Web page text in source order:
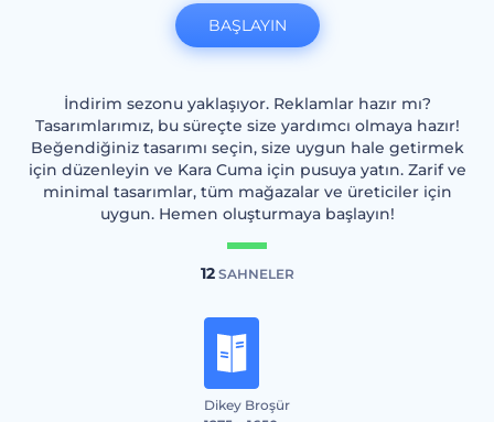
İndirim sezonu yaklaşıyor. Reklamlar hazır mı?
Tasarımlarımız, bu süreçte size yardımcı olmaya hazır!
Beğendiğiniz tasarımı seçin, size uygun hale getirmek
için düzenleyin ve Kara Cuma için pusuya yatın. Zarif ve
minimal tasarımlar, tüm mağazalar ve üreticiler için
uygun. Hemen oluşturmaya başlayın!
12SAHNELER
Dikey Broşür
BAŞLAYIN